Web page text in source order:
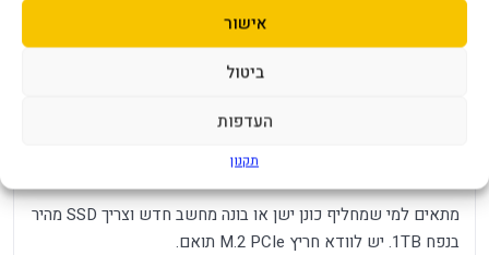
אישור
ביטול
העדפות
תקנון
- נפח טוב למערכת, תוכנות ומשחקים
PCIe 4.0 NVMe- מהירות גבוהה לעומת כונני SATA
- טעינה מהירה של קבצים ותוכנות
- תוכנת שיבוט המצורפת במפרט המוצר
מתאים למי שמחליף כונן ישן או בונה מחשב חדש וצריך SSD מהיר
בנפח 1TB. יש לוודא חריץ M.2 PCIe תואם.